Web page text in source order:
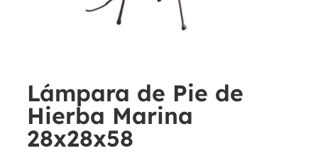
Lámpara de Pie de
Hierba Marina
28x28x58